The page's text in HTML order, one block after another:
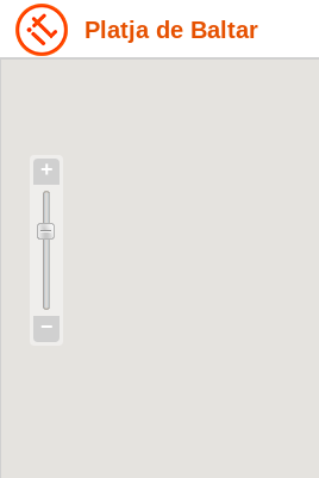
Platja de Baltar
+
−